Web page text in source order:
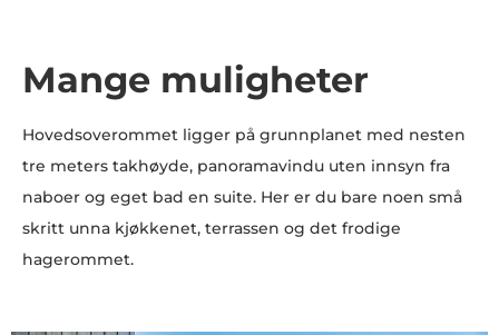
Mange muligheter
Hovedsoverommet ligger på grunnplanet med nesten
tre meters takhøyde, panoramavindu uten innsyn fra
naboer og eget bad en suite. Her er du bare noen små
skritt unna kjøkkenet, terrassen og det frodige
hagerommet.